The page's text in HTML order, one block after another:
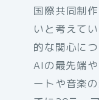
国際共同制
いと考えて
的な関心に
AIの最先端
ートや音楽